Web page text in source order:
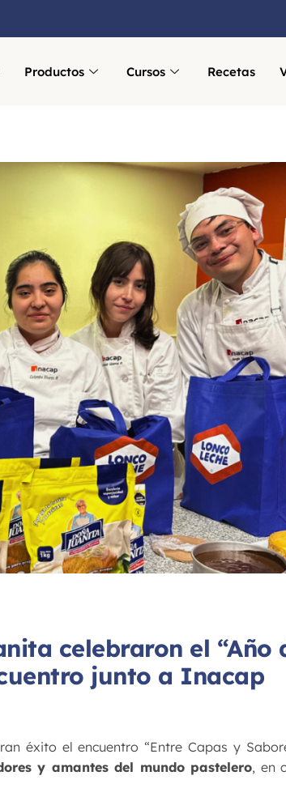
Productos Cursos Recetas
celebraron el “Año
junto a Inacap
éxito el encuentro “Entre Capas y
y amantes del mundo pastelero, en